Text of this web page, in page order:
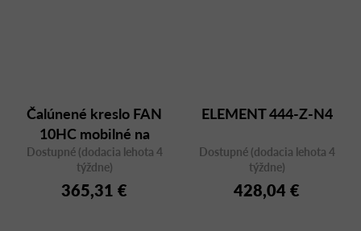
Čalúnené kreslo FAN
10HC mobilné na
kolieskach
Dostupné (dodacia lehota 4
týždne)
365,31 €
ELEMENT 444-Z-N4
Dostupné (dodacia lehota 4
týždne)
428,04 €